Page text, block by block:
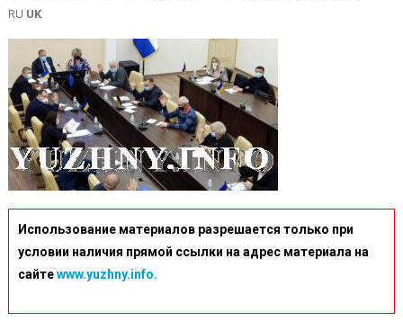
RU UK
Использование материалов разрешается только при
условии наличия прямой ссылки на адрес материала на
сайтеwww.yuzhny.info.